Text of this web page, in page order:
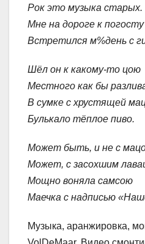
Рок это музыка старых.
Мне на дороге к погосту
Встретился м%день с
Шёл он к какому-то цою
Местного как бы
В сумке с хрустящей
Булькало тёплое пиво.
Может быть, и не с
Может, с засохшим
Мощно воняла самсою
Маечка с надписью
Музыка, аранжировка,